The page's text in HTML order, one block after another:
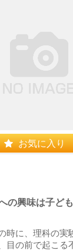
お気に入り
の興味は子ど
時に、理科の実
目の前で起こる